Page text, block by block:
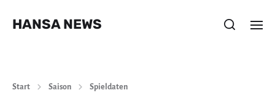
HANSA NEWS
Start Saison Spieldaten